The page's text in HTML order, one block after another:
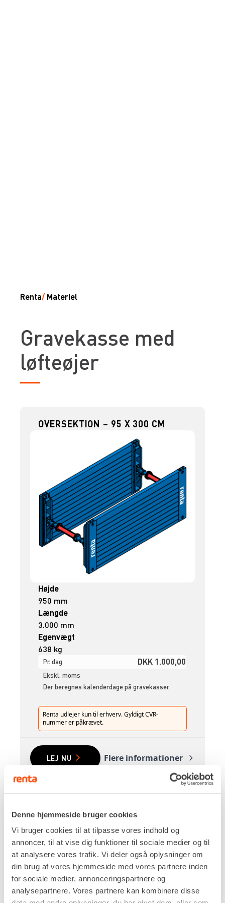
Denne hjemmeside bruger cookies
Vi bruger cookies til at tilpasse vores indhold og
annoncer, til at vise dig funktioner til sociale medier og til
at analysere vores trafik. Vi deler også oplysninger om
din brug af vores hjemmeside med vores partnere inden
for sociale medier, annonceringspartnere og
analysepartnere. Vores partnere kan kombinere disse
Renta/ Materiel
Gravekasse med
løfteøjer
OVERSEKTION – 95 X 300 CM
Højde
950 mm
Længde
3.000 mm
Egenvægt
638 kg
Pr. dag DKK 1.000,00
Ekskl. moms
Der beregnes kalenderdage på gravekasser.
Renta udlejer kun til erhverv. Gyldigt CVR-
nummer er påkrævet.
LEJ NU Flere informationer